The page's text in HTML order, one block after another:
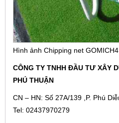
Hình ảnh Chipping net GOMICH4
CÔNG TY TNHH ĐẦU TƯ XÂY
PHÚ THUẬN
CN – HN: Số 27A/139 ,P. Phú
Tel: 02437970279